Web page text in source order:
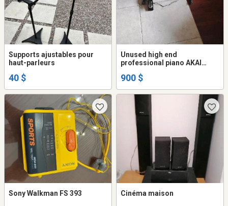
Supports ajustables pour
haut-parleurs
40 $
Unused high end
professional piano AKAI
900 $
Sony Walkman FS 393 Cinéma maison